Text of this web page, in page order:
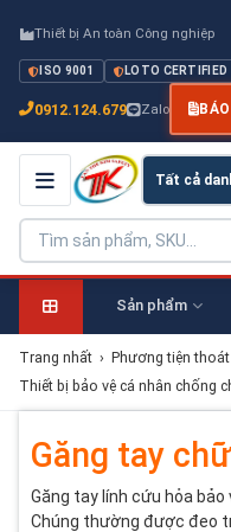
Thiết bị An toàn Công nghiệp
ISO 9001 LOTO CERTIFIED
0912.124.679 Zalo
Sản phẩm
Trang nhất › Phương tiện
Thiết bị bảo vệ cá nhân chống
Găng tay
Găng tay lính cứu hỏa
Chúng thường được đeo